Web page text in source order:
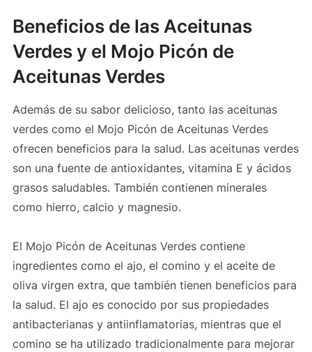
Beneficios de las Aceitunas
Verdes y el Mojo Picón de
Aceitunas Verdes
Además de su sabor delicioso, tanto las aceitunas
verdes como el Mojo Picón de Aceitunas Verdes
ofrecen beneficios para la salud. Las aceitunas verdes
son una fuente de antioxidantes, vitamina E y ácidos
grasos saludables. También contienen minerales
como hierro, calcio y magnesio.
El Mojo Picón de Aceitunas Verdes contiene
ingredientes como el ajo, el comino y el aceite de
oliva virgen extra, que también tienen beneficios para
la salud. El ajo es conocido por sus propiedades
antibacterianas y antiinflamatorias, mientras que el
comino se ha utilizado tradicionalmente para mejorar